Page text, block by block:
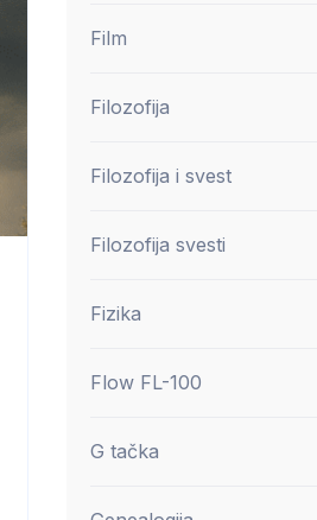
Film
Filozofija
Filozofija i svest
Filozofija svesti
Fizika
Flow FL-100
G tačka